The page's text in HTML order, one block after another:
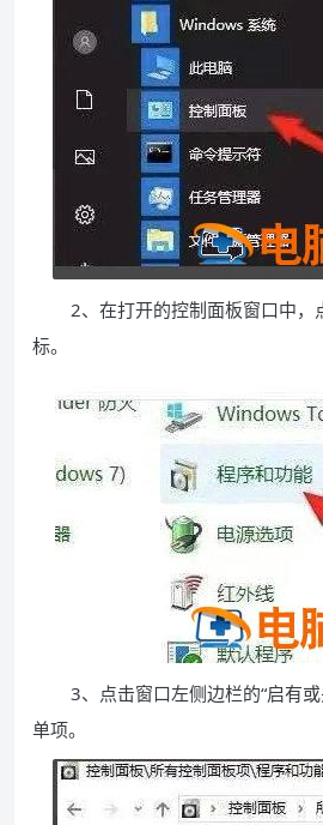
2、在打开的控制面板窗口中，
标。
3、点击窗口左侧边栏的“启有
单项。